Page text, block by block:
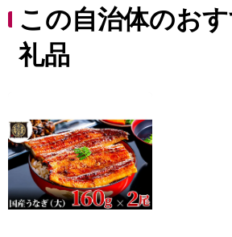
祭り」、など、ここにしかない魅力
ふるさと納税を通じて、島田市のこ
いただけたら幸いです。
この自治体のお
礼品